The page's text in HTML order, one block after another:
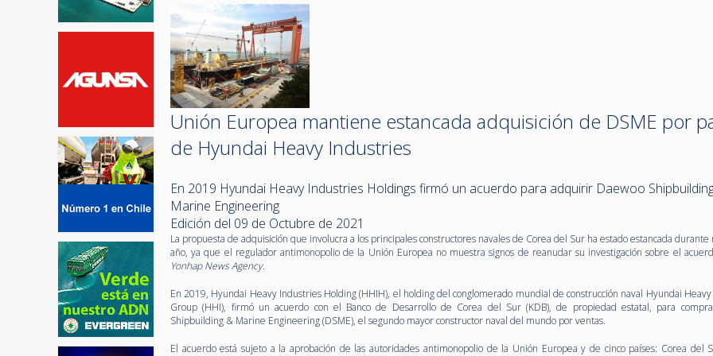
Unión Europea mantiene estancada adquisición de DSME por
de Hyundai Heavy Industries
En 2019 Hyundai Heavy Industries Holdings firmó un acuerdo para adquirir Daewoo
Marine Engineering
Edición del 09 de Octubre de 2021
La propuesta de adquisición que involucra a los principales constructores navales de Corea del Sur ha estado estancada durante
año, ya que el regulador antimonopolio de la Unión Europea no muestra signos de reanudar su investigación sobre el
Yonhap News Agency.
En 2019, Hyundai Heavy Industries Holding (HHIH), el holding del conglomerado mundial de construcción naval Hyundai
Group (HHI), firmó un acuerdo con el Banco de Desarrollo de Corea del Sur (KDB), de propiedad estatal, para
Shipbuilding & Marine Engineering (DSME), el segundo mayor constructor naval del mundo por ventas.
El acuerdo está sujeto a la aprobación de las autoridades antimonopolio de la Unión Europea y de cinco países: Corea del